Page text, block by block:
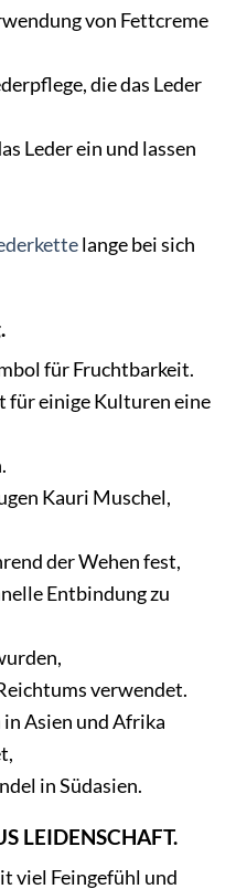
von Fettcreme
die das Leder
Leder ein und lassen
lange bei sich
für Fruchtbarkeit.
für einige Kulturen eine
Kauri Muschel,
der Wehen fest,
Entbindung zu
verwendet.
Asien und Afrika
in Südasien.
LEIDENSCHAFT.
viel Feingefühl und